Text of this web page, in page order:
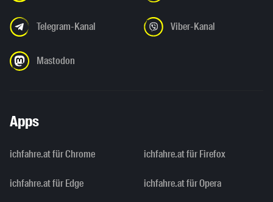
Telegram-Kanal Viber-Kanal
Mastodon
Apps
ichfahre.at für Chrome ichfahre.at für Firefox
ichfahre.at für Edge ichfahre.at für Opera